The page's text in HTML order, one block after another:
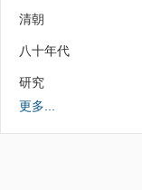
清朝
八十年代
研究
更多...